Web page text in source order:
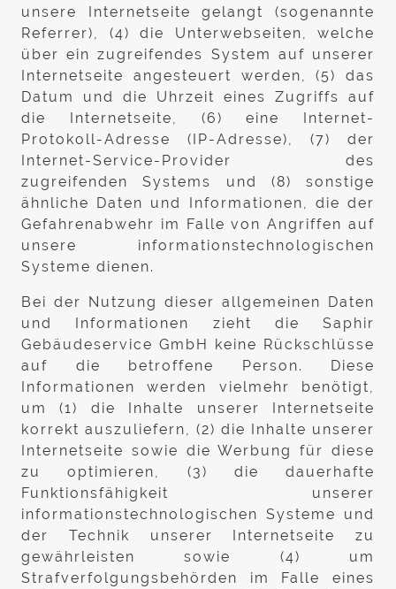
unsere Internetseite gelangt (sogenannte
Referrer), (4) die Unterwebseiten, welche
über ein zugreifendes System auf unserer
Internetseite angesteuert werden, (5) das
Datum und die Uhrzeit eines Zugriffs auf
die Internetseite, (6) eine Internet-
Protokoll-Adresse (IP-Adresse), (7) der
Internet-Service-Provider des
zugreifenden Systems und (8) sonstige
ähnliche Daten und Informationen, die der
Gefahrenabwehr im Falle von Angriffen auf
unsere informationstechnologischen
Systeme dienen.
Bei der Nutzung dieser allgemeinen Daten
und Informationen zieht die Saphir
Gebäudeservice GmbH keine Rückschlüsse
auf die betroffene Person. Diese
Informationen werden vielmehr benötigt,
um (1) die Inhalte unserer Internetseite
korrekt auszuliefern, (2) die Inhalte unserer
Internetseite sowie die Werbung für diese
zu optimieren, (3) die dauerhafte
Funktionsfähigkeit unserer
informationstechnologischen Systeme und
der Technik unserer Internetseite zu
gewährleisten sowie (4) um
Strafverfolgungsbehörden im Falle eines